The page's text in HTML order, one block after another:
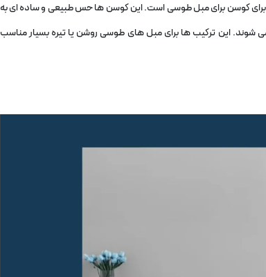
برای کوسن برای مبل طوسی است. این کوسن‌ ها حس طبیعی و ساده ‌ای به
شوند. این ترکیب‌ ها برای مبل‌ های طوسی روشن یا تیره بسیار مناسب